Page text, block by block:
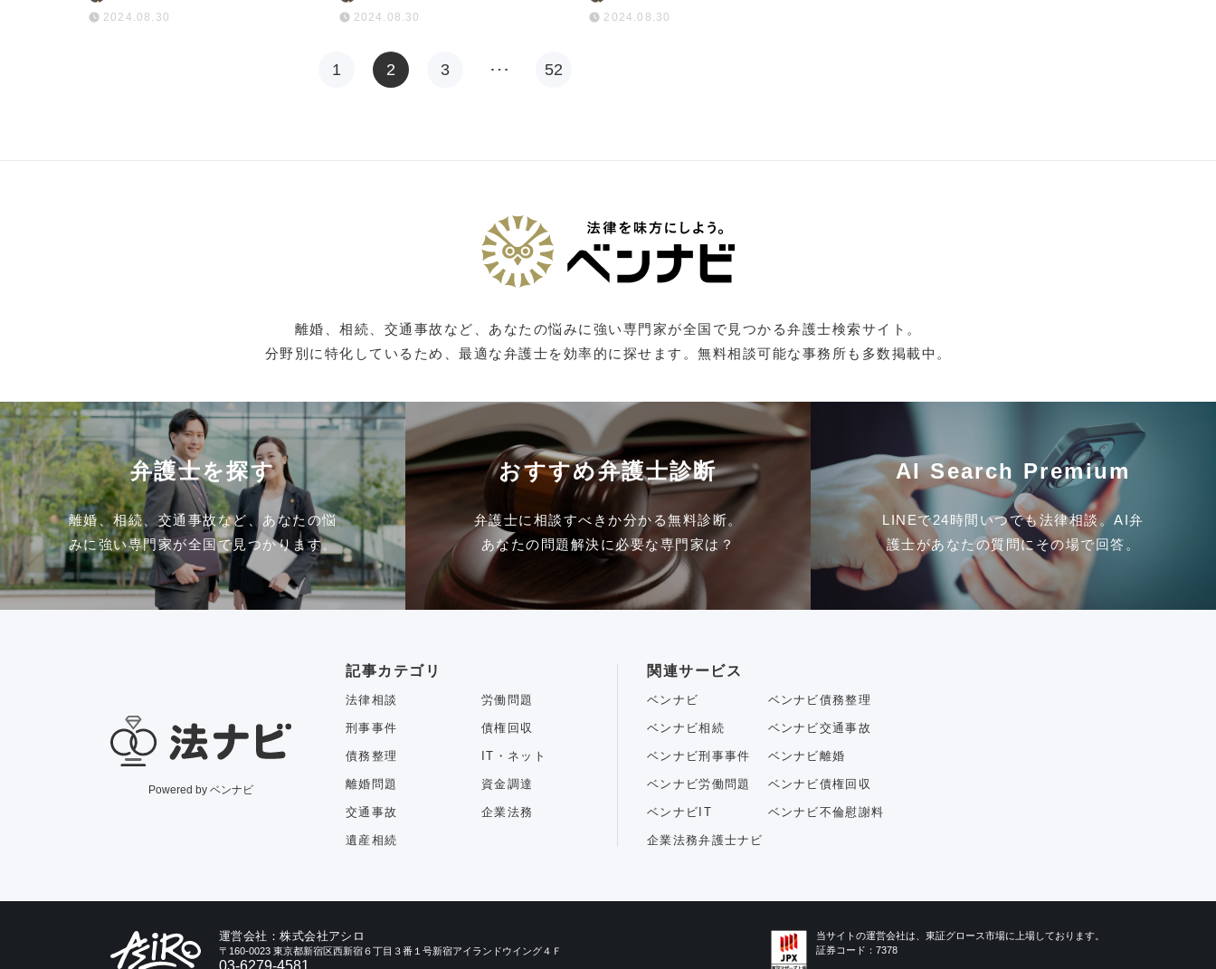
2024.08.30 2024.08.30 2024.08.30
1 2 3 … 52
離婚、相続、交通事故など、あなたの悩みに強い専門家が全国で見つかる弁護士検索サイト。
分野別に特化しているため、最適な弁護士を効率的に探せます。無料相談可能な事務所も多数掲載中。
弁護士を探す
離婚、相続、交通事故など、あなたの悩
みに強い専門家が全国で見つかります。
おすすめ弁護士診断
弁護士に相談すべきか分かる無料診断。
あなたの問題解決に必要な専門家は？
AI Search Premium
LINEで24時間いつでも法律相談。AI弁
護士があなたの質問にその場で回答。
Powered by ベンナビ
記事カテゴリ
法律相談 労働問題
刑事事件 債権回収
債務整理 IT・ネット
離婚問題 資金調達
交通事故 企業法務
遺産相続
関連サービス
ベンナビ ベンナビ債務整理
ベンナビ相続 ベンナビ交通事故
ベンナビ刑事事件 ベンナビ離婚
ベンナビ労働問題 ベンナビ債権回収
ベンナビIT ベンナビ不倫慰謝料
企業法務弁護士ナビ
運営会社：株式会社アシロ
〒160-0023 東京都新宿区西新宿６丁目３番１号新宿アイランドウイング４Ｆ
03-6279-4581
当サイトの運営会社は、東証グロース市場に上場しております。
証券コード：7378